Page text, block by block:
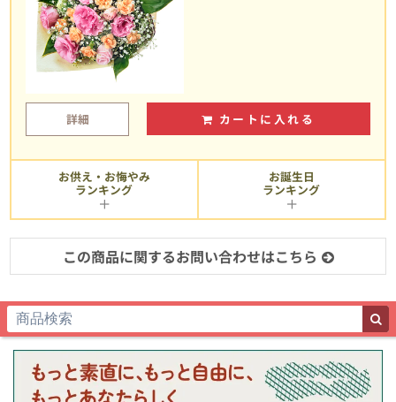
詳細 カートに入れる
お供え・お悔やみ
ランキング
お誕生日
ランキング
この商品に関するお問い合わせはこちら